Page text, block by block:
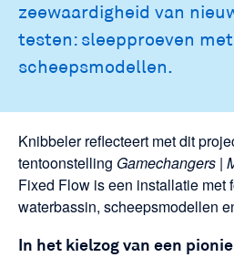
zeewaardigheid van
testen: sleepproeven met
scheepsmodellen.
Knibbeler reflecteert met dit
tentoonstelling Gamechangers |
Fixed Flow is een installatie met
waterbassin, scheepsmodellen
In het kielzog van een